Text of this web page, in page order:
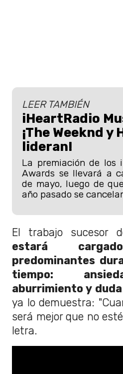
LEER TAMBIÉN
iHeartRadio
¡The Weeknd y
lideran!
La premiación de los
Awards se llevará a
de mayo, luego de
año pasado se
El trabajo sucesor
estará
predominantes
tiempo:
aburrimiento y duda
ya lo demuestra:
será mejor que no
letra.